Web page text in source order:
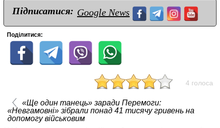
Підписатися: Google News
Поділитися:
4 голоса
«Ще один танець» заради Перемоги:
«Невгамовні» зібрали понад 41 тисячу гривень на
допомогу військовим